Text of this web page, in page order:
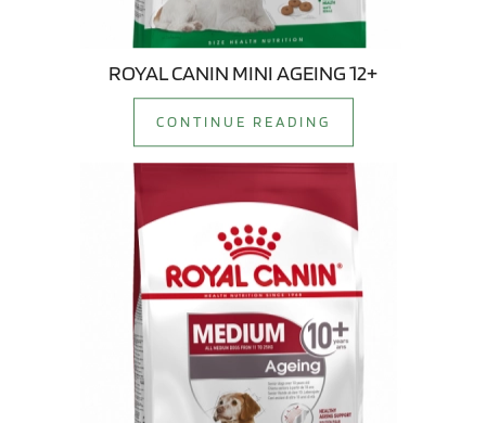
ROYAL CANIN MINI AGEING 12+
CONTINUE READING